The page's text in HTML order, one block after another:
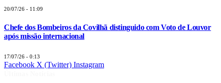
20/07/26 - 11:09
Chefe dos Bombeiros da Covilhã distinguido com Voto de Louvor
após missão internacional
17/07/26 - 0:13
Facebook X (Twitter) Instagram